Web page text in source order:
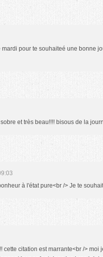
pour te souhaiteé une bonne
et très beau!!!! bisous de la
à l'état pure<br /> Je te
cette citation est marrante<br /> moi